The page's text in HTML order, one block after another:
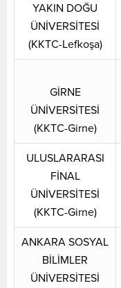
YAKIN DOĞU
ÜNİVERSİTESİ
(KKTC-Lefkoşa)
GİRNE
ÜNİVERSİTESİ
(KKTC-Girne)
ULUSLARARASI
FİNAL
ÜNİVERSİTESİ
(KKTC-Girne)
ANKARA SOSYAL
BİLİMLER
ÜNİVERSİTESİ